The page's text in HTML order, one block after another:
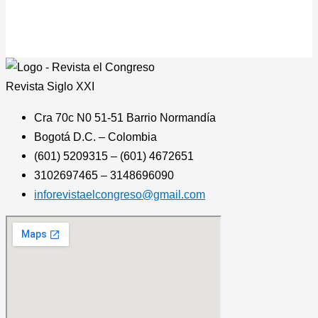
Revista Siglo XXI
Cra 70c N0 51-51 Barrio Normandía
Bogotá D.C. – Colombia
(601) 5209315 – (601) 4672651
3102697465 – 3148696090
inforevistaelcongreso@gmail.com